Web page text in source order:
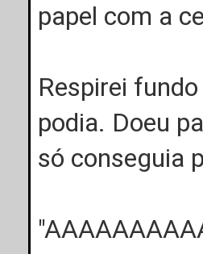
papel com a
Respirei
podia. Doeu
só conseguia